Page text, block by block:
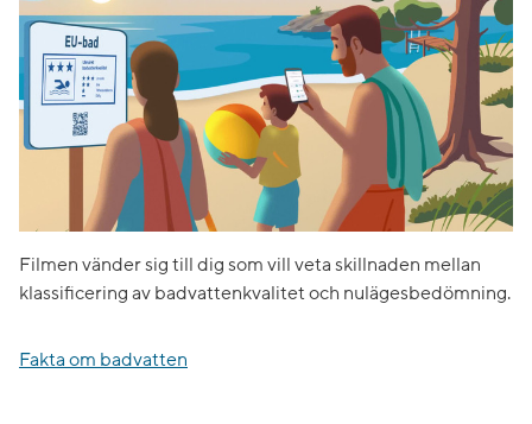
Filmen vänder sig till dig som vill veta skillnaden mellan
klassificering av badvattenkvalitet och nulägesbedömning.
Fakta om badvatten